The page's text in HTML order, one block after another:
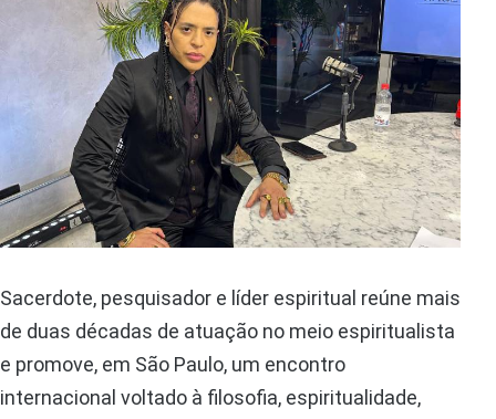
Sacerdote, pesquisador e líder espiritual reúne mais
de duas décadas de atuação no meio espiritualista
e promove, em São Paulo, um encontro
internacional voltado à filosofia, espiritualidade,